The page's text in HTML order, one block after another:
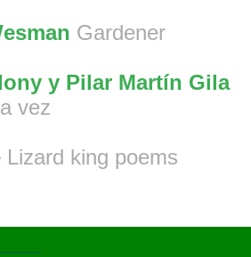
Gardener
y Pilar Martín Gila
vez
Lizard king poems